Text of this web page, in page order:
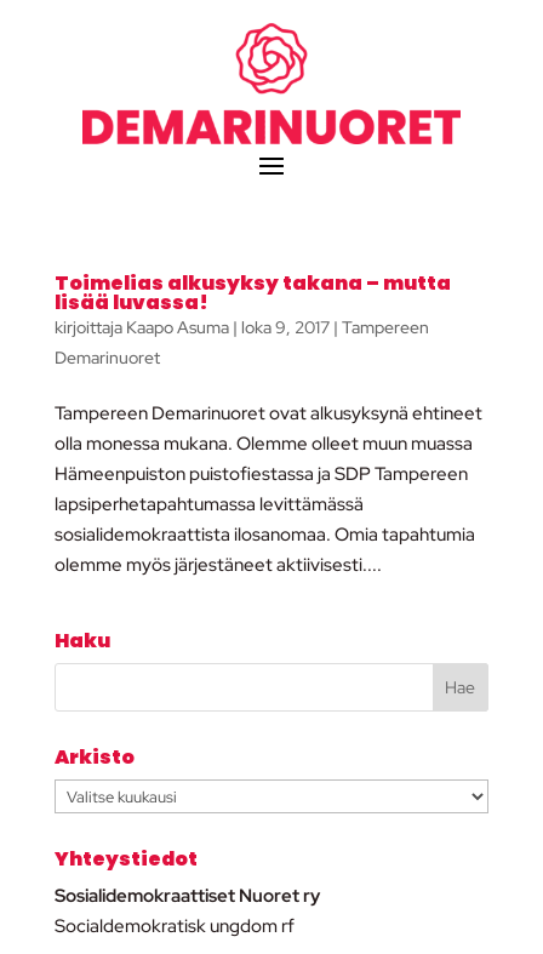
Toimelias alkusyksy takana – mutta
lisää luvassa!
kirjoittaja Kaapo Asuma| loka 9, 2017| Tampereen
Demarinuoret
Tampereen Demarinuoret ovat alkusyksynä ehtineet
olla monessa mukana. Olemme olleet muun muassa
Hämeenpuiston puistofiestassa ja SDP Tampereen
lapsiperhetapahtumassa levittämässä
sosialidemokraattista ilosanomaa. Omia tapahtumia
olemme myös järjestäneet aktiivisesti....
Haku
Arkisto
Arkisto
Yhteystiedot
Sosialidemokraattiset Nuoret ry
Socialdemokratisk ungdom rf